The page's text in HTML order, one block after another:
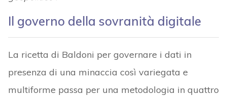
Il governo della sovranità digitale
La ricetta di Baldoni per governare i dati in
presenza di una minaccia così variegata e
multiforme passa per una metodologia in quattro